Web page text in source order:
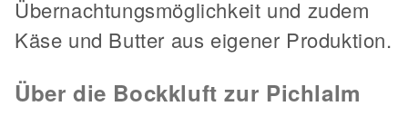
Übernachtungsmöglichkeit und zudem
Käse und Butter aus eigener Produktion.
Über die Bockkluft zur Pichlalm